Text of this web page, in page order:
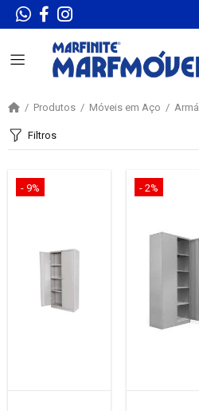
Produtos Móveis em Aço
Filtros
- 9% - 2%